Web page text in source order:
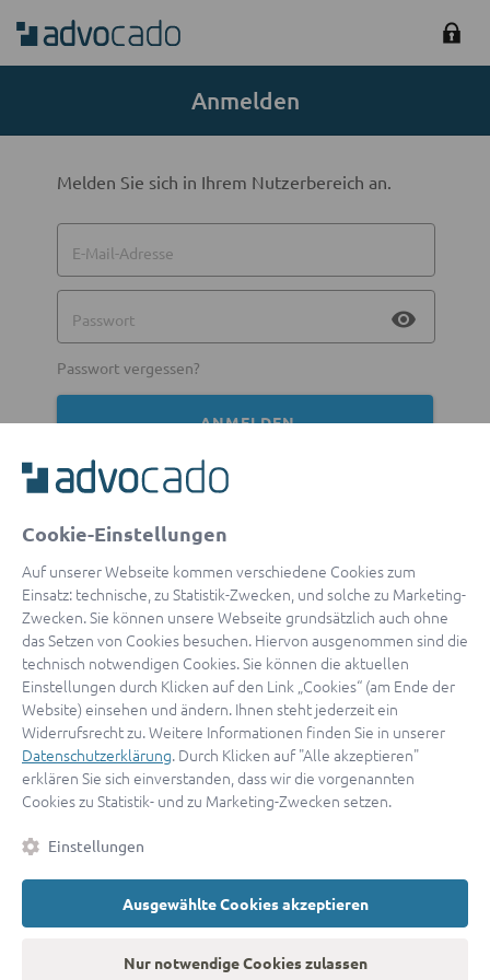
Anmelden
Melden Sie sich in Ihrem Nutzerbereich an.
E-Mail-Adresse
Passwort visibility
Passwort vergessen?
ANMELDEN
Mit Apple anmelden
Sign in with Google
By continuing, you are indicating that you accept ourTerms of
ServiceandPrivacy Policy.
Sie haben noch keinen Zugang?Hier registrieren
oder als Anwalt registrieren.
© 2026 advocado
Cookie-Einstellungen
Auf unserer Webseite kommen verschiedene Cookies zum
Einsatz: technische, zu Statistik-Zwecken, und solche zu Marketing-
Zwecken. Sie können unsere Webseite grundsätzlich auch ohne
das Setzen von Cookies besuchen. Hiervon ausgenommen sind die
technisch notwendigen Cookies. Sie können die aktuellen
Einstellungen durch Klicken auf den Link „Cookies“ (am Ende der
Website) einsehen und ändern. Ihnen steht jederzeit ein
Widerrufsrecht zu. Weitere Informationen finden Sie in unserer
Datenschutzerklärung. Durch Klicken auf "Alle akzeptieren"
erklären Sie sich einverstanden, dass wir die vorgenannten
Cookies zu Statistik- und zu Marketing-Zwecken setzen.
Einstellungen
Ausgewählte Cookies akzeptieren
Nur notwendige Cookies zulassen